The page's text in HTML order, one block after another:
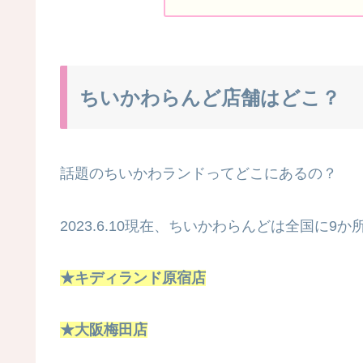
ちいかわらんど店舗はどこ？
話題のちいかわランドってどこにあるの？
2023.6.10現在、ちいかわらんどは全国に9か
★キディランド原宿店
★大阪梅田店